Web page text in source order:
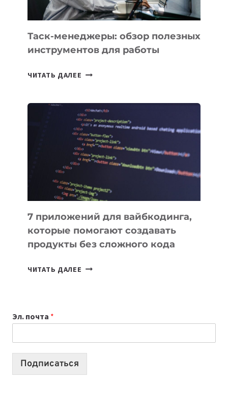
ПОРУЧИТЬ
УЖЕ
СЕГОДНЯ
Таск-менеджеры: обзор полезных
инструментов для работы
ЧИТАТЬ ДАЛЕЕ ТАСК-
ПОЛЕЗНЫХ
ИНСТРУМЕНТОВ
ДЛЯ
РАБОТЫ
7 приложений для вайбкодинга,
которые помогают создавать
продукты без сложного кода
ЧИТАТЬ ДАЛЕЕ 7
СОЗДАВАТЬ
ПРОДУКТЫ
Эл. почта *
Подписаться